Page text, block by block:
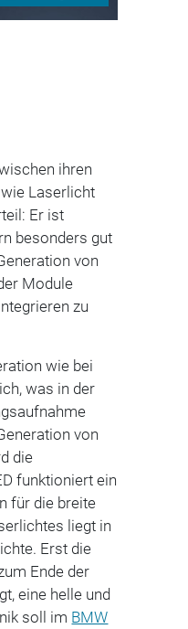
ihren
Laserlicht
Er ist
besonders gut
von
Module
zu
wie bei
was in der
von
die
funktioniert ein
für die breite
liegt in
Erst die
Ende der
eine helle und
soll im BMW